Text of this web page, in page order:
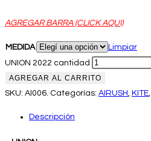
AGREGAR BARRA (CLICK AQUI)
MEDIDA
Limpiar
UNION 2022 cantidad
AGREGAR AL CARRITO
SKU: AI006. Categorías: AIRUSH, KITE,
Descripción